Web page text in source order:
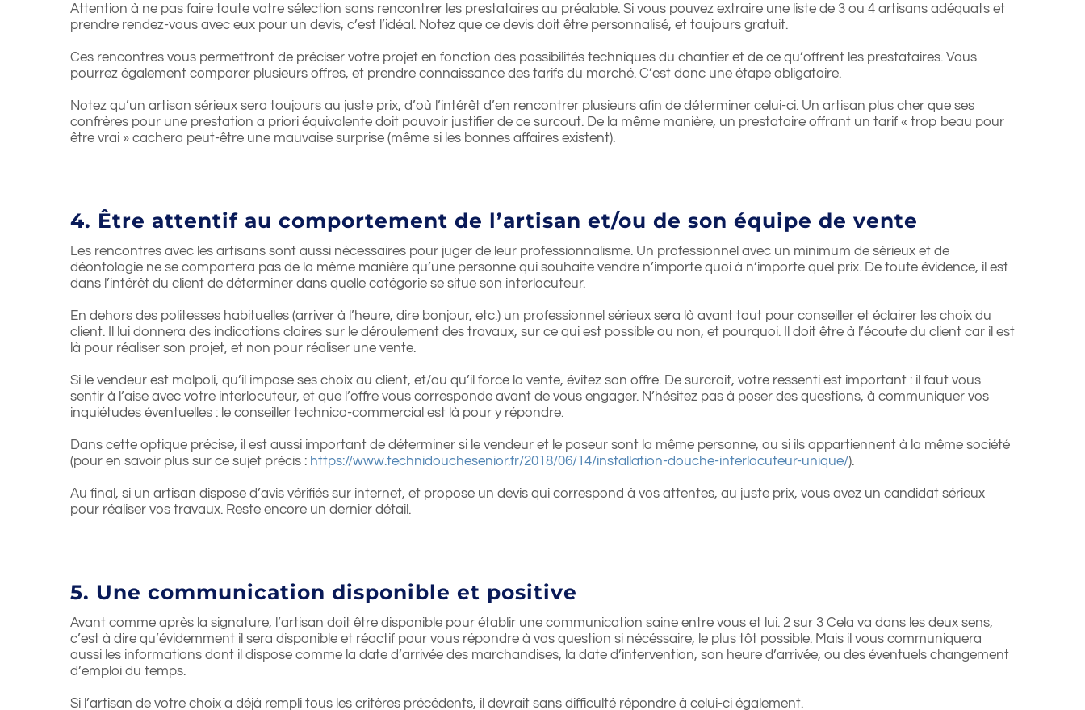
Attention à ne pas faire toute votre sélection sans rencontrer les prestataires au préalable. Si vous pouvez extraire une liste de 3 ou 4 artisans adéquats et
prendre rendez-vous avec eux pour un devis, c’est l’idéal. Notez que ce devis doit être personnalisé, et toujours gratuit.
Ces rencontres vous permettront de préciser votre projet en fonction des possibilités techniques du chantier et de ce qu’offrent les prestataires. Vous
pourrez également comparer plusieurs offres, et prendre connaissance des tarifs du marché. C’est donc une étape obligatoire.
Notez qu’un artisan sérieux sera toujours au juste prix, d’où l’intérêt d’en rencontrer plusieurs afin de déterminer celui-ci. Un artisan plus cher que ses
confrères pour une prestation a priori équivalente doit pouvoir justifier de ce surcout. De la même manière, un prestataire offrant un tarif « trop beau pour
être vrai » cachera peut-être une mauvaise surprise (même si les bonnes affaires existent).
4. Être attentif au comportement de l’artisan et/ou de son équipe de vente
Les rencontres avec les artisans sont aussi nécessaires pour juger de leur professionnalisme. Un professionnel avec un minimum de sérieux et de
déontologie ne se comportera pas de la même manière qu’une personne qui souhaite vendre n’importe quoi à n’importe quel prix. De toute évidence, il est
dans l’intérêt du client de déterminer dans quelle catégorie se situe son interlocuteur.
En dehors des politesses habituelles (arriver à l’heure, dire bonjour, etc.) un professionnel sérieux sera là avant tout pour conseiller et éclairer les choix du
client. Il lui donnera des indications claires sur le déroulement des travaux, sur ce qui est possible ou non, et pourquoi. Il doit être à l’écoute du client car il est
là pour réaliser son projet, et non pour réaliser une vente.
Si le vendeur est malpoli, qu’il impose ses choix au client, et/ou qu’il force la vente, évitez son offre. De surcroit, votre ressenti est important : il faut vous
sentir à l’aise avec votre interlocuteur, et que l’offre vous corresponde avant de vous engager. N’hésitez pas à poser des questions, à communiquer vos
inquiétudes éventuelles : le conseiller technico-commercial est là pour y répondre.
Dans cette optique précise, il est aussi important de déterminer si le vendeur et le poseur sont la même personne, ou si ils appartiennent à la même société
(pour en savoir plus sur ce sujet précis : https://www.technidouchesenior.fr/2018/06/14/installation-douche-interlocuteur-unique/).
Au final, si un artisan dispose d’avis vérifiés sur internet, et propose un devis qui correspond à vos attentes, au juste prix, vous avez un candidat sérieux
pour réaliser vos travaux. Reste encore un dernier détail.
5. Une communication disponible et positive
Avant comme après la signature, l’artisan doit être disponible pour établir une communication saine entre vous et lui. 2 sur 3 Cela va dans les deux sens,
c’est à dire qu’évidemment il sera disponible et réactif pour vous répondre à vos question si nécéssaire, le plus tôt possible. Mais il vous communiquera
aussi les informations dont il dispose comme la date d’arrivée des marchandises, la date d’intervention, son heure d’arrivée, ou des éventuels changement
d’emploi du temps.
Si l’artisan de votre choix a déjà rempli tous les critères précédents, il devrait sans difficulté répondre à celui-ci également.